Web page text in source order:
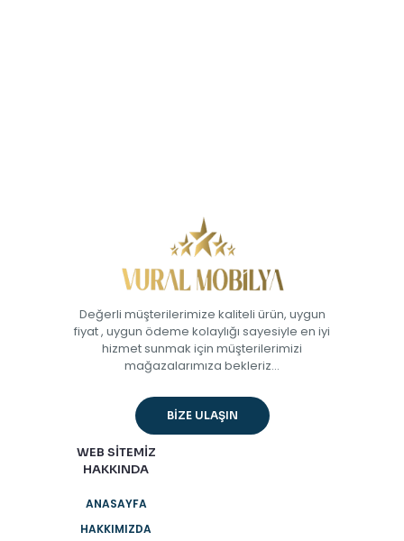
Değerli müşterilerimize kaliteli ürün, uygun
fiyat , uygun ödeme kolaylığı sayesiyle en iyi
hizmet sunmak için müşterilerimizi
mağazalarımıza bekleriz...
BİZE ULAŞIN
WEB SİTEMİZ
HAKKINDA
ANASAYFA
HAKKIMIZDA